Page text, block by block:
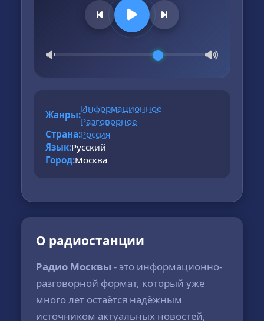
Жанры:
Информационное
Разговорное
Страна:Россия
Язык:Русский
Город:Москва
О радиостанции
Радио Москвы - это информационно-
разговорной формат, который уже
много лет остаётся надёжным
источником актуальных новостей,